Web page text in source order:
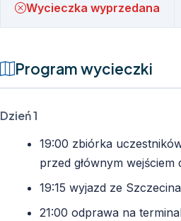
Wycieczka wyprzedana
Program wycieczki
Dzień 1
19:00 zbiórka
przed głównym
19:15 wyjazd ze
21:00 odprawa na